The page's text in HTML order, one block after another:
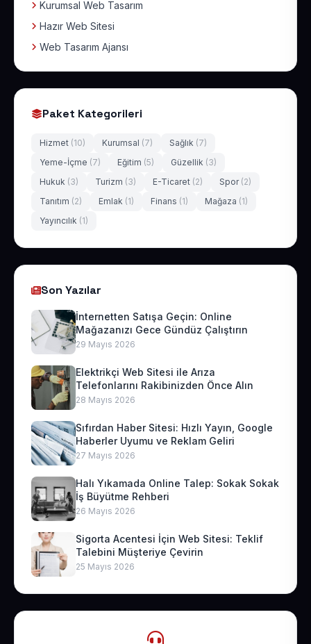
Kurumsal Web Tasarım
Hazır Web Sitesi
Web Tasarım Ajansı
Paket Kategorileri
Hizmet (10) Kurumsal (7) Sağlık (7)
Yeme-İçme (7) Eğitim (5) Güzellik (3)
Hukuk (3) Turizm (3) E-Ticaret (2) Spor (2)
Tanıtım (2) Emlak (1) Finans (1) Mağaza (1)
Yayıncılık (1)
Son Yazılar
İnternetten Satışa Geçin: Online
Mağazanızı Gece Gündüz Çalıştırın
29 Mayıs 2026
Elektrikçi Web Sitesi ile Arıza
Telefonlarını Rakibinizden Önce Alın
28 Mayıs 2026
Sıfırdan Haber Sitesi: Hızlı Yayın, Google
Haberler Uyumu ve Reklam Geliri
27 Mayıs 2026
Halı Yıkamada Online Talep: Sokak Sokak
İş Büyütme Rehberi
26 Mayıs 2026
Sigorta Acentesi İçin Web Sitesi: Teklif
Talebini Müşteriye Çevirin
25 Mayıs 2026